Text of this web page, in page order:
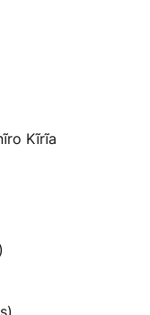
Kĩrĩa